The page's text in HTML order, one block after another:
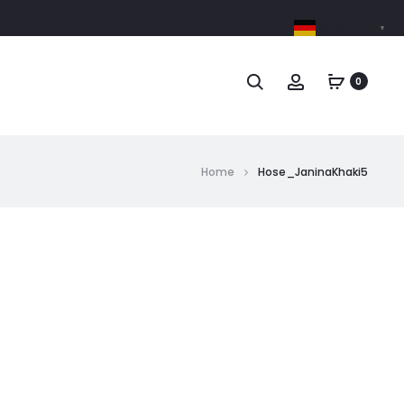
0
Home Hose_JaninaKhaki5
▼